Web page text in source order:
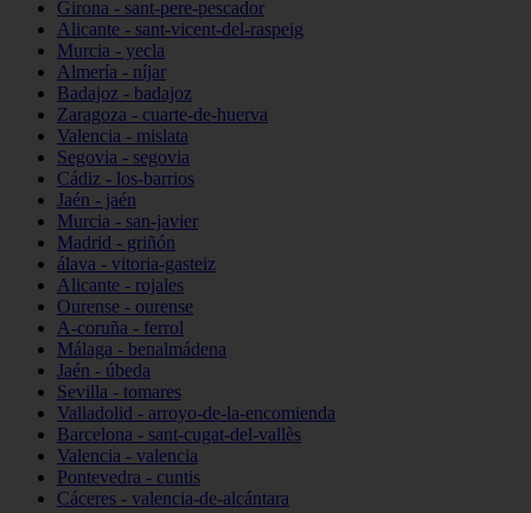
Girona - sant-pere-pescador
Alicante - sant-vicent-del-raspeig
Murcia - yecla
Almería - níjar
Badajoz - badajoz
Zaragoza - cuarte-de-huerva
Valencia - mislata
Segovia - segovia
Cádiz - los-barrios
Jaén - jaén
Murcia - san-javier
Madrid - griñón
álava - vitoria-gasteiz
Alicante - rojales
Ourense - ourense
A-coruña - ferrol
Málaga - benalmádena
Jaén - úbeda
Sevilla - tomares
Valladolid - arroyo-de-la-encomienda
Barcelona - sant-cugat-del-vallès
Valencia - valencia
Pontevedra - cuntis
Cáceres - valencia-de-alcántara